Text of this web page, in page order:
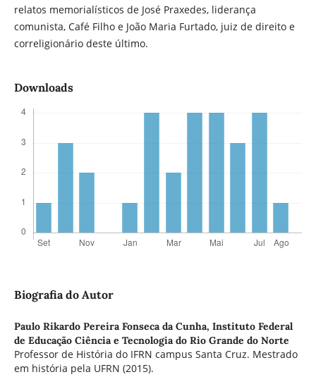
relatos memorialísticos de José Praxedes, liderança
comunista, Café Filho e João Maria Furtado, juiz de direito e
correligionário deste último.
Downloads
Biografia do Autor
Paulo Rikardo Pereira Fonseca da Cunha, Instituto Federal
de Educação Ciência e Tecnologia do Rio Grande do Norte
Professor de História do IFRN campus Santa Cruz. Mestrado
em história pela UFRN (2015).